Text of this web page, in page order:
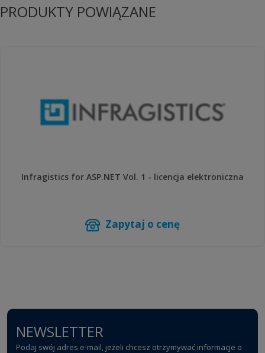
PRODUKTY POWIĄZANE
Infragistics for ASP.NET Vol. 1 - licencja elektroniczna
Zapytaj o cenę
NEWSLETTER
Podaj swój adres e-mail, jeżeli chcesz otrzymywać informacje o